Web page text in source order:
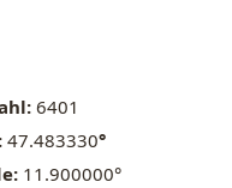
6401
47.483330°
11.900000°